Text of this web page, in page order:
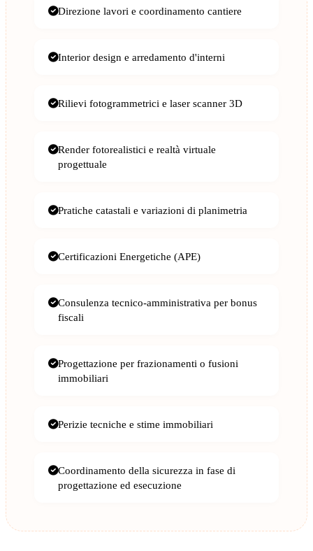
Direzione lavori e coordinamento cantiere
Interior design e arredamento d'interni
Rilievi fotogrammetrici e laser scanner 3D
Render fotorealistici e realtà virtuale
progettuale
Pratiche catastali e variazioni di planimetria
Certificazioni Energetiche (APE)
Consulenza tecnico-amministrativa per bonus
fiscali
Progettazione per frazionamenti o fusioni
immobiliari
Perizie tecniche e stime immobiliari
Coordinamento della sicurezza in fase di
progettazione ed esecuzione